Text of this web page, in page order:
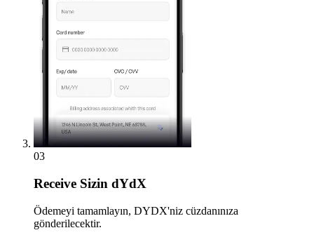
03
Receive Sizin dYdX
Ödemeyi tamamlayın, DYDX'niz cüzdanınıza
gönderilecektir.